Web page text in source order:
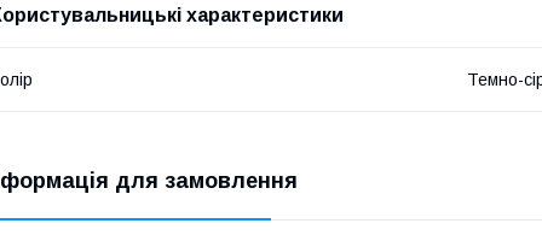
характеристики
Темно-
для замовлення